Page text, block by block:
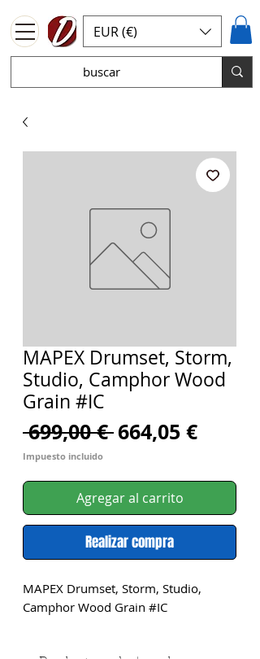
EUR (€)
MAPEX Drumset, Storm,
Studio, Camphor Wood
Grain #IC
699,00 € Precio
664,05 €Precio
oferta
Impuesto incluido
Agregar al carrito
Realizar compra
MAPEX Drumset, Storm, Studio,
Camphor Wood Grain #IC